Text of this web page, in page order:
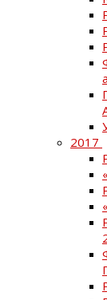
2017